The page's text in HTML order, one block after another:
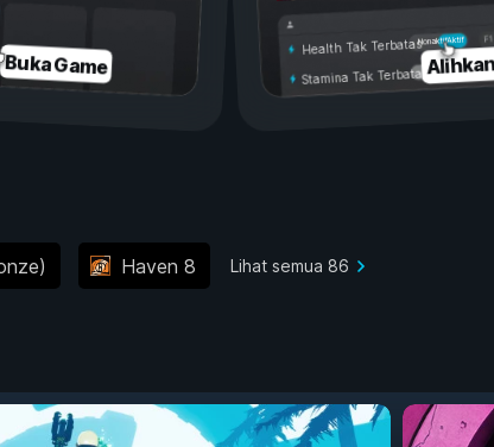
Buka Game
Aktif
Nonaktif
Health Tak Terbatas
Stamina Tak Terbatas
Haven 8 Lihat semua 86